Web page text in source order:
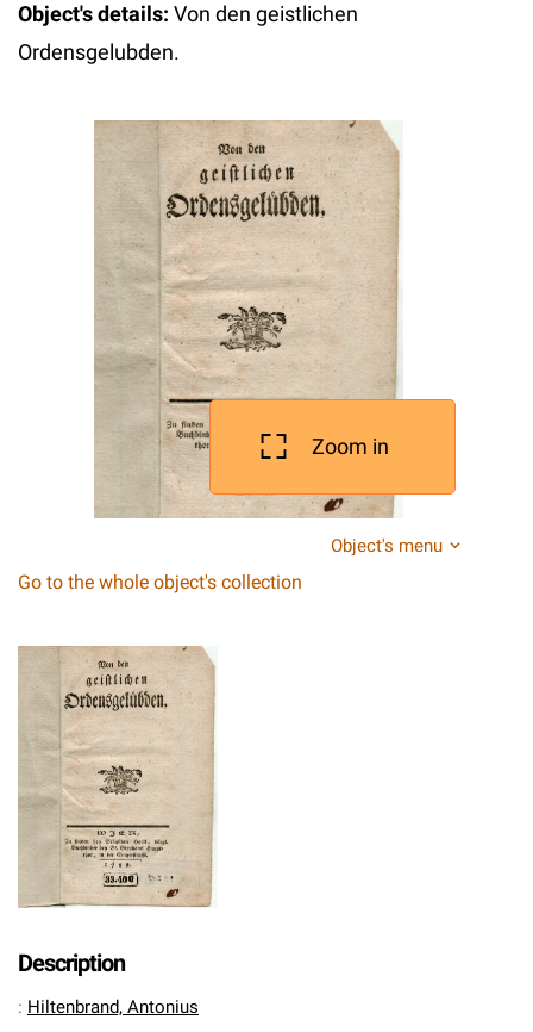
Object's details: Von den geistlichen
Ordensgelubden.
Zoom in
Object's menu
Go to the whole object's collection
Description
: Hiltenbrand, Antonius